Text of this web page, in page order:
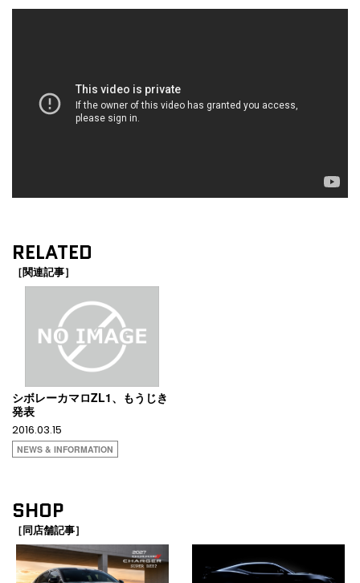
RELATED
［関連記事］
シボレーカマロZL1、もうじき
発表
2016.03.15
NEWS & INFORMATION
SHOP
［同店舗記事］